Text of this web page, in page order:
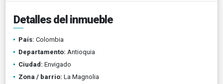
Detalles del inmueble
País: Colombia
Departamento: Antioquia
Ciudad: Envigado
Zona / barrio: La Magnolia